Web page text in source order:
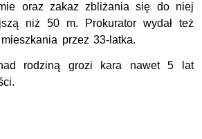
oraz zakaz zbliżania się do niej
niż 50 m. Prokurator wydał też
przez 33-latka.
rodziną grozi kara nawet 5 lat